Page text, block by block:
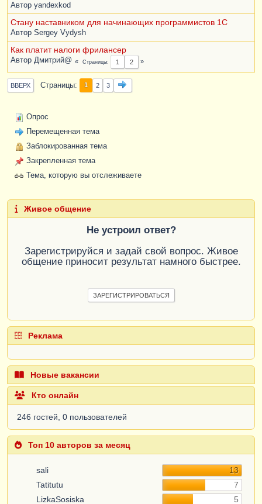
Автор yandexkod
Стану наставником для начинающих программистов 1С
Автор Sergey Vydysh
Как платит налоги фрилансер
Автор Дмитрий@ Страницы 1 2
ВВЕРХ Страницы 1 2 3
Опрос
Перемещенная тема
Заблокированная тема
Закрепленная тема
Тема, которую вы отслеживаете
Живое общение
Не устроил ответ?
Зарегистрируйся и задай свой вопрос. Живое
общение приносит результат намного быстрее.
ЗАРЕГИСТРИРОВАТЬСЯ
Реклама
Новые вакансии
Кто онлайн
246 гостей, 0 пользователей
Топ 10 авторов за месяц
sali
13
Tatitutu
7
LizkaSosiska
5